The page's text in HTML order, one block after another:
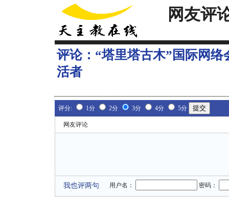
网友评
评论： “塔里塔古木”国际网
活者
评分: 1分 2分 3分 4分 5分
网友评论
我也评两句 用户名： 密码：